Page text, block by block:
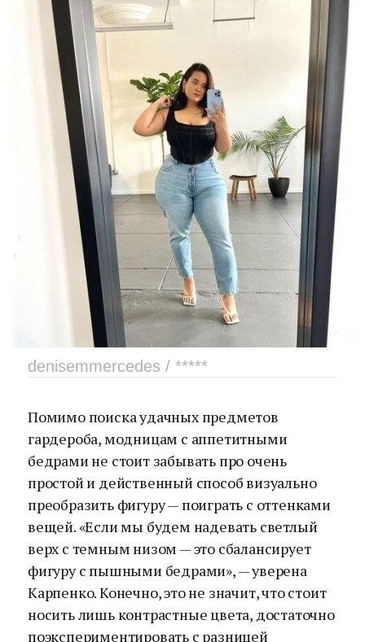
denisemmercedes / *****
Помимо поиска удачных предметов
гардероба, модницам с аппетитными
бедрами не стоит забывать про очень
простой и действенный способ визуально
преобразить фигуру — поиграть с оттенками
вещей. «Если мы будем надевать светлый
верх с темным низом — это сбалансирует
фигуру с пышными бедрами», — уверена
Карпенко. Конечно, это не значит, что стоит
носить лишь контрастные цвета, достаточно
поэкспериментировать с разницей